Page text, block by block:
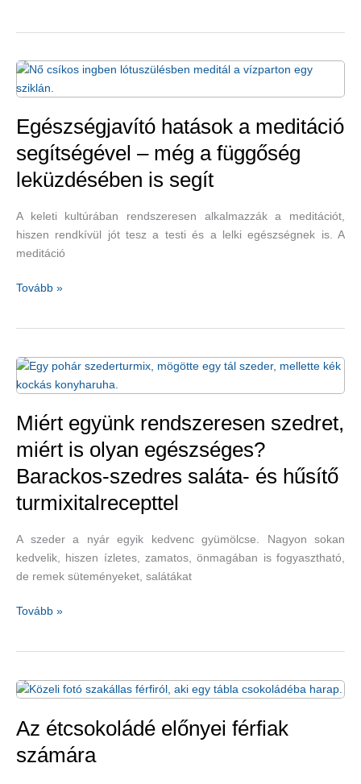
egészségesebb
élet
Egészségjavító hatások a meditáció
segítségével – még a függőség
leküzdésében is segít
A keleti kultúrában rendszeresen alkalmazzák a meditációt,
hiszen rendkívül jót tesz a testi és a lelki egészségnek is. A
meditáció
Egészségjavító
segítségével
–
a
leküzdésében
is
Tovább »
Miért együnk rendszeresen szedret,
miért is olyan egészséges?
Barackos-szedres saláta- és hűsítő
turmixitalrecepttel
A szeder a nyár egyik kedvenc gyümölcse. Nagyon sokan
kedvelik, hiszen ízletes, zamatos, önmagában is fogyasztható,
de remek süteményeket, salátákat
Miért
miért
olyan
Barackos-
Tovább »
Az étcsokoládé előnyei férfiak
számára